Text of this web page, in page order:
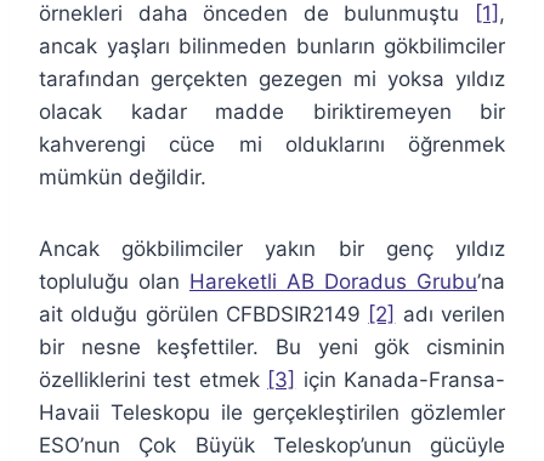
örnekleri daha önceden de bulunmuştu
[1] ,
ancak yaşları bilinmeden bunların gökbilimciler
tarafından gerçekten gezegen mi yoksa yıldız
olacak kadar madde biriktiremeyen bir
kahverengi cüce mi olduklarını öğrenmek
mümkün değildir.
Ancak gökbilimciler yakın bir genç yıldız
topluluğu olan Hareketli AB Doradus Grubu’na
ait olduğu görülen CFBDSIR2149 [2] adı verilen
bir nesne keşfettiler. Bu yeni gök cisminin
özelliklerini test etmek [3] için Kanada-Fransa-
Havaii Teleskopu ile gerçekleştirilen gözlemler
ESO’nun Çok Büyük Teleskop’unun gücüyle